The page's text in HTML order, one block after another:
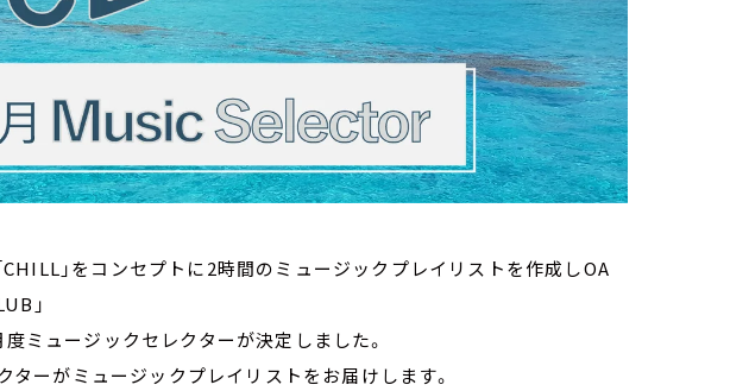
」をコンセプトに2時間のミュージックプレイリストを作成しOA
」
ミュージックセレクターが決定しました。
ーがミュージックプレイリストをお届けします。